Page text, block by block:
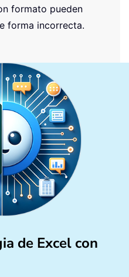
formato pueden
forma incorrecta.
de Excel con